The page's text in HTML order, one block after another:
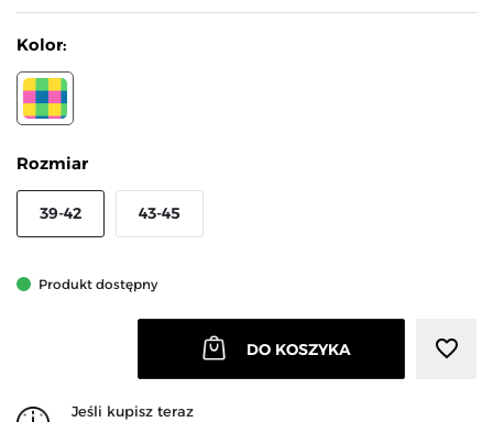
Kolor:
WIELOKOLOROWY
Rozmiar
39-42 43-45
Produkt dostępny
DO KOSZYKA favorite_border
Jeśli kupisz teraz